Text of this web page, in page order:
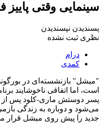
وقتی پاییز فرا
نشده
در بورگوندی،
ناخوشایند برنامه‌هایش
ماری-کلود پس از گذراندن
به زندگی بازمی‌گردد،
روی میشل قرار می‌دهد و ...